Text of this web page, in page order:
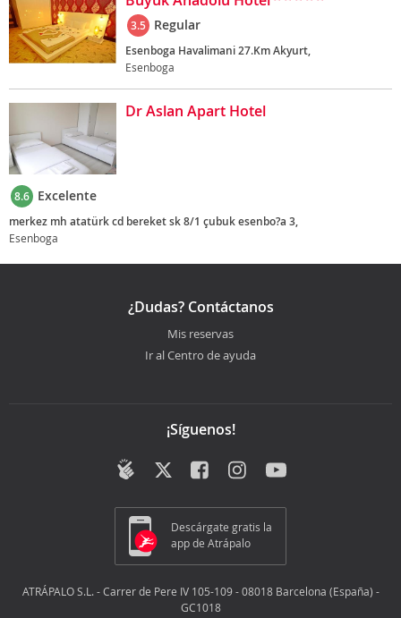
3.5 Regular
Esenboga Havalimani 27.Km Akyurt,
Esenboga
Dr Aslan Apart Hotel
8.6 Excelente
merkez mh atatürk cd bereket sk 8/1 çubuk esenbo?a 3,
Esenboga
¿Dudas? Contáctanos
Mis reservas
Ir al Centro de ayuda
¡Síguenos!
Descárgate gratis la
app de Atrápalo
ATRÁPALO S.L. - Carrer de Pere IV 105-109 - 08018 Barcelona (España) -
GC1018